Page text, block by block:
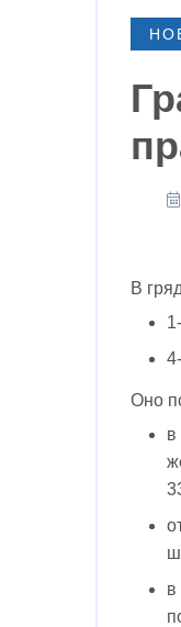
В
Оно
в
в